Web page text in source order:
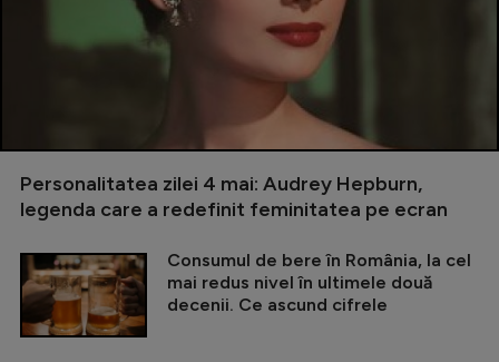
Personalitatea zilei 4 mai: Audrey Hepburn,
legenda care a redefinit feminitatea pe ecran
Consumul de bere în România, la cel
mai redus nivel în ultimele două
decenii. Ce ascund cifrele